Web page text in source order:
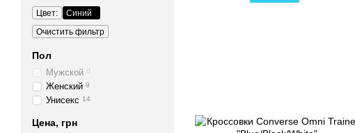
Цвет:
Синий
Очистить фильтр
Пол
Мужской 0
Женский 9
Унисекс 14
Цена, грн